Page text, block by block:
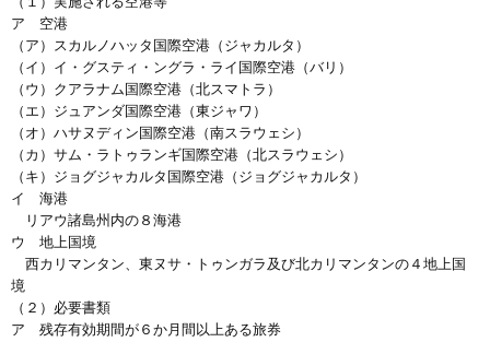
ア 空港
（ア）スカルノハッタ国際空港（ジャカルタ）
（イ）イ・グスティ・ングラ・ライ国際空港（バリ）
（ウ）クアラナム国際空港（北スマトラ）
（エ）ジュアンダ国際空港（東ジャワ）
（オ）ハサヌディン国際空港（南スラウェシ）
（カ）サム・ラトゥランギ国際空港（北スラウェシ）
（キ）ジョグジャカルタ国際空港（ジョグジャカルタ）
イ 海港
リアウ諸島州内の８海港
ウ 地上国境
西カリマンタン、東ヌサ・トゥンガラ及び北カリマンタンの４地上国
境
（２）必要書類
ア 残存有効期間が６か月間以上ある旅券